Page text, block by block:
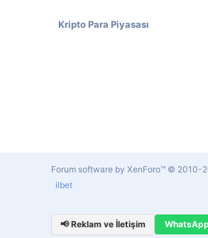
Kripto Para Piyasası
Forum software by XenForo™ © 2010-
ilbet
📢 Reklam ve İletişim WhatsApp